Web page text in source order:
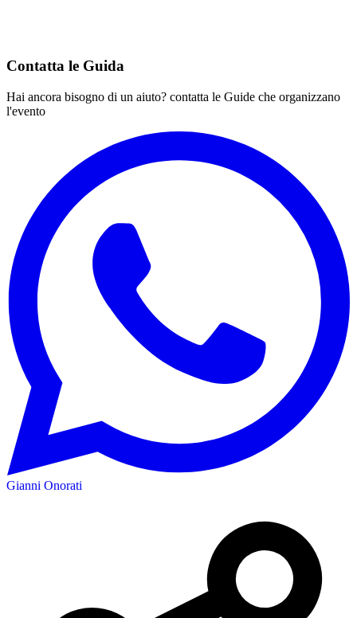
Contatta le Guida
Hai ancora bisogno di un aiuto? contatta le Guide che organizzano
l'evento
Gianni Onorati